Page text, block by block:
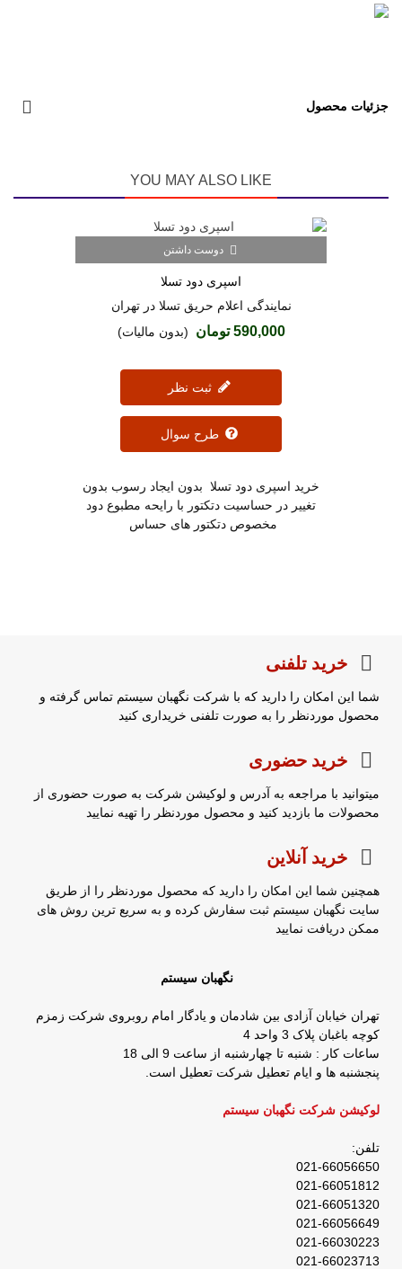
جزئیات محصول
YOU MAY ALSO LIKE
دوست داشتن
اسپری دود تسلا
نمایندگی اعلام حریق تسلا در تهران
590,000 تومان (بدون مالیات)
ثبت نظر
طرح سوال
خرید اسپری دود تسلا بدون ایجاد رسوب بدون
تغییر در حساسیت دتکتور با رایحه مطبوع دود
مخصوص دتکتور های حساس
خرید تلفنی
شما این امکان را دارید که با شرکت نگهبان سیستم تماس گرفته و
محصول موردنظر را به صورت تلفنی خریداری کنید
خرید حضوری
میتوانید با مراجعه به آدرس و لوکیشن شرکت به صورت حضوری از
محصولات ما بازدید کنید و محصول موردنظر را تهیه نمایید
خرید آنلاین
همچنین شما این امکان را دارید که محصول موردنظر را از طریق
سایت نگهبان سیستم ثبت سفارش کرده و به سریع ترین روش های
ممکن دریافت نمایید
نگهبان سیستم
تهران خیابان آزادی بین شادمان و یادگار امام روبروی شرکت زمزم
کوچه باغبان پلاک 3 واحد 4
ساعات کار : شنبه تا چهارشنبه از ساعت 9 الی 18
پنجشنبه ها و ایام تعطیل شرکت تعطیل است.
لوکیشن شرکت نگهبان سیستم
تلفن:
021-66056650
021-66051812
021-66051320
021-66056649
021-66030223
021-66023713